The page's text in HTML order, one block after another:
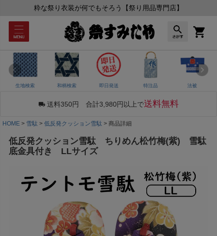
粋な祭り衣装が何でもそろう【祭り用品専門店】
生地検索 和柄検索 即日発送 特注品 法被
送料350円 合計3,980円以上で送料無料
HOME 雪駄 低反発クッション雪駄 商品詳細
低反発クッション雪駄 ちりめん松竹梅(紫) 雪駄
底金具付き LLサイズ